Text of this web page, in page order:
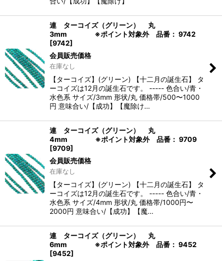
連 ターコイズ（グリーン） 丸
3mm ※ポイント対象外 品番： 9742
[9742]
会員販売価格
在庫なし
【ターコイズ】(グリーン) 【十二月の誕生石】 タ
ーコイズは12月の誕生石です。 ----- 色合い/青・
水色系 サイズ/3mm 形状/丸 価格帯/500〜1000
円 意味合い/【成功】【魔除け…
連 ターコイズ（グリーン） 丸
4mm ※ポイント対象外 品番： 9709
[9709]
会員販売価格
在庫なし
【ターコイズ】(グリーン) 【十二月の誕生石】 タ
ーコイズは12月の誕生石です。 ----- 色合い/青・
水色系 サイズ/4mm 形状/丸 価格帯/1000円〜
2000円 意味合い/【成功】【魔…
連 ターコイズ（グリーン） 丸
6mm ※ポイント対象外 品番： 9452
[9452]